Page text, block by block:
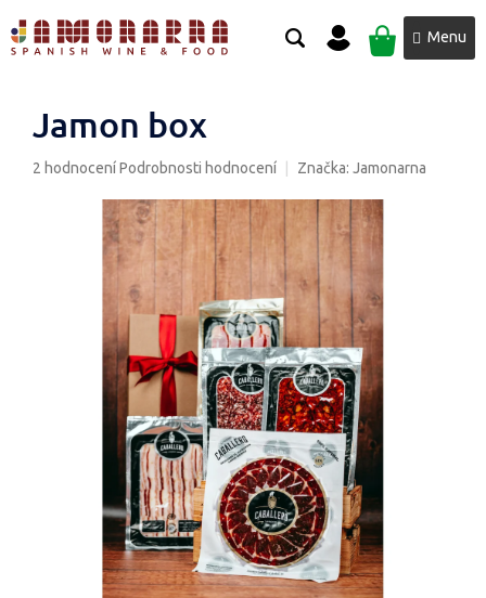
na
obsah
NÁKUPNÍ
KOŠÍK
Jamon box
Průměrné
2 hodnoceníPodrobnosti hodnocení Značka: Jamonarna